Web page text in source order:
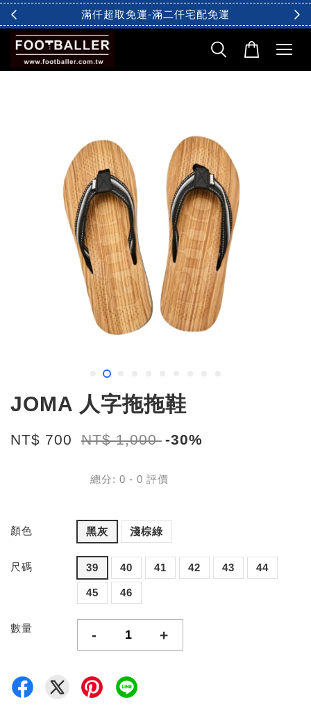
滿仟超取免運-滿二仟宅配免運
JOMA 人字拖拖鞋
NT$ 700 NT$ 1,000 -30%
總分: 0 - 0 評價
顏色 黑灰 淺棕綠
尺碼 39 40 41 42 43 44
45 46
數量 - +